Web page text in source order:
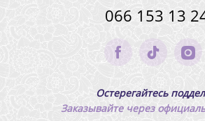
066 153 13
Остерегайтесь
Заказывайте через